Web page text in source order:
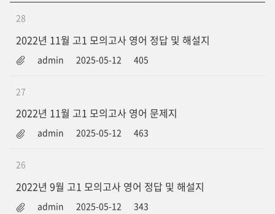
28
2022년 11월 고1 모의고사 영어 정답 및 해설지
admin 2025-05-12 405
27
2022년 11월 고1 모의고사 영어 문제지
admin 2025-05-12 463
26
2022년 9월 고1 모의고사 영어 정답 및 해설지
admin 2025-05-12 343